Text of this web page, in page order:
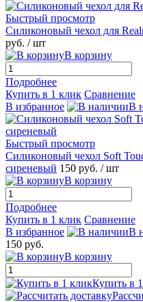
Быстрый просмотр
Силиконовый чехол для
руб. / шт
В корзину
Подробнее
Купить в 1 клик Сравнение
В избранное
В
Быстрый просмотр
Силиконовый чехол Soft
сиреневый 150 руб. / шт
В корзину
Подробнее
Купить в 1 клик Сравнение
В избранное
В
150 руб.
В корзину
Купить в